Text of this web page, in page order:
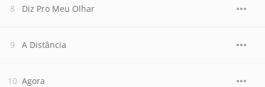
Diz Pro Meu Olhar
A Distância
Agora